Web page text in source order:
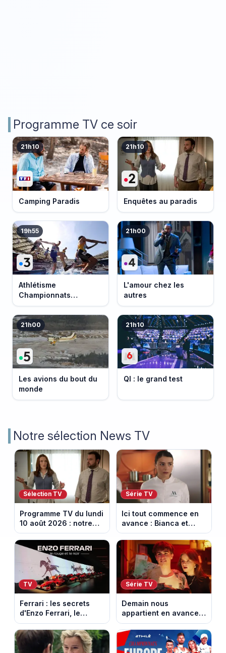
Programme TV ce soir
21h10
Camping Paradis
21h10
Enquêtes au paradis
19h55
Athlétisme
Championnats
d'Europe 2026
21h00
L'amour chez les
autres
21h00
Les avions du bout du
monde
21h10
QI : le grand test
Notre sélection News TV
Sélection TV
Programme TV du lundi
10 août 2026 : notre
sélection pour votre
soirée télé
Série TV
Ici tout commence en
avance : Bianca et
Loup s’embrassent.
Episode du 11 août
2026 (spoiler)
TV
Ferrari : les secrets
d'Enzo Ferrari, le
fondateur de la
marque mythique au
cheval cabré
Série TV
Demain nous
appartient en avance :
Alex face à un choix
décisif. Episode du 11
août 2026.